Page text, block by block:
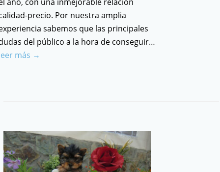
precio. Por nuestra amplia
sabemos que las principales
del público a la hora de conseguir…
más →